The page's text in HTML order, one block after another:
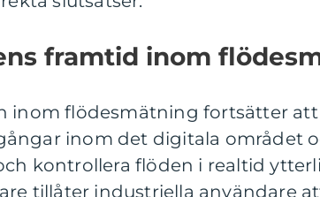
framtid inom
inom flödesmätning fortsätter
inom det digitala området
kontrollera flöden i realtid
tillåter industriella användare